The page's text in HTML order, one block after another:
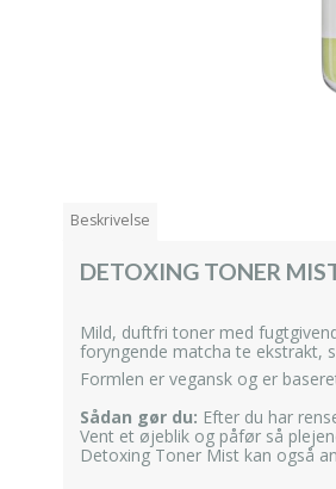
Beskrivelse
DETOXING TONER
Mild, duftfri toner med
foryngende matcha te ekstrakt,
Formlen er vegansk og er
Sådan gør du: Efter du har
Vent et øjeblik og påfør så
Detoxing Toner Mist kan også